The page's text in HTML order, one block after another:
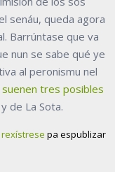
senáu, queda agora
Barrúntase que va
nun se sabe qué ye
al peronismu nel
suenen tres posibles
de La Sota.
rexístrese pa espublizar